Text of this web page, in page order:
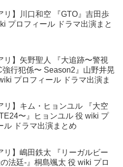
リ】川口和空 『GTO』吉田歩
プロフィール ドラマ出演まと
リ】矢野聖人 『大追跡〜警視
強行犯係〜 Season2』山野井晃
プロフィール ドラマ出演ま
リ】キム・ヒョンユル 『大空
〜』ヒョンユル 役 wiki プ
ル ドラマ出演まとめ
リ】嶋田鉄太 『リーガルビー
の法廷-』桐島颯太 役 wiki プロ